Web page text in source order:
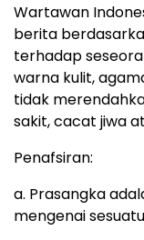
Wartawan
berita
terhadap
warna kulit,
tidak
sakit, cacat jiwa
Penafsiran:
a. Prasangka
mengenai